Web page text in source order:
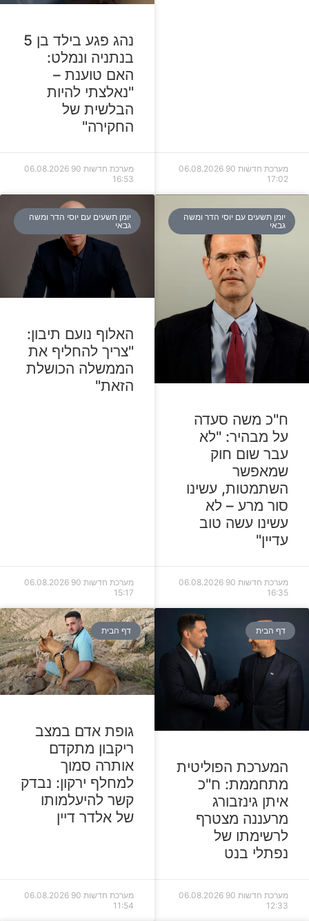
מערכת חדשות 90
06.08.2026
17:02
נהג פגע בילד בן 5
בנתניה ונמלט:
האם טוענת –
"נאלצתי להיות
הבלשית של
החקירה"
מערכת חדשות 90
06.08.2026
16:53
יומן תשעים עם יוסי הדר ומשה
גבאי
ח"כ משה סעדה
על מבהיר: "לא
עבר שום חוק
שמאפשר
השתמטות, עשינו
סור מרע – לא
עשינו עשה טוב
עדיין"
מערכת חדשות 90
06.08.2026
16:35
יומן תשעים עם יוסי הדר ומשה
גבאי
האלוף נועם תיבון:
"צריך להחליף את
הממשלה הכושלת
הזאת"
מערכת חדשות 90
06.08.2026
15:17
דף הבית
המערכת הפוליטית
מתחממת: ח"כ
איתן גינזבורג
מרעננה מצטרף
לרשימתו של
נפתלי בנט
מערכת חדשות 90
06.08.2026
12:33
דף הבית
גופת אדם במצב
ריקבון מתקדם
אותרה סמוך
למחלף ירקון: נבדק
קשר להיעלמותו
של אלדר דיין
מערכת חדשות 90
06.08.2026
11:54